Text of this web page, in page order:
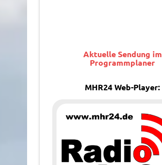
Aktuelle Sendung im
Programmplaner
MHR24 Web-Player: